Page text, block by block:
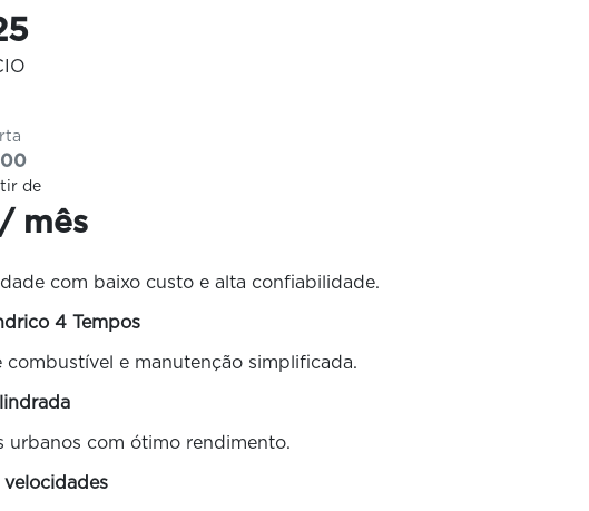
de
mês
com baixo custo e alta confiabilidade.
4 Tempos
e manutenção simplificada.
urbanos com ótimo rendimento.
velocidades